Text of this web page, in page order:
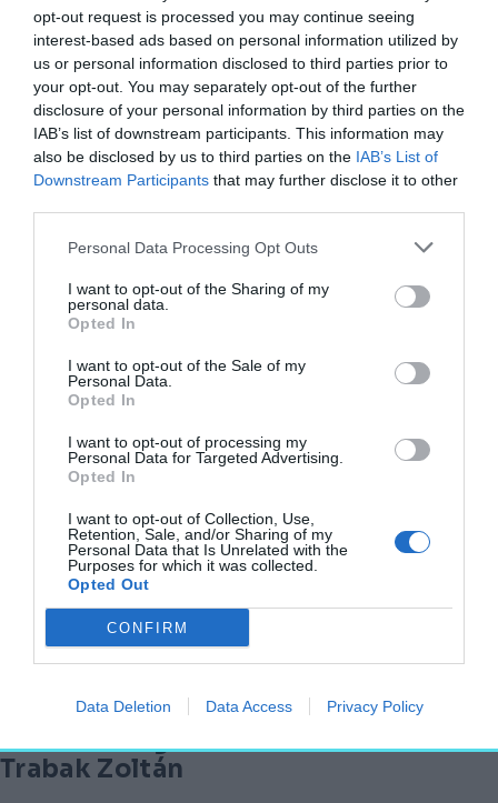
opt-out request is processed you may continue seeing
interest-based ads based on personal information utilized by
us or personal information disclosed to third parties prior to
your opt-out. You may separately opt-out of the further
disclosure of your personal information by third parties on the
IAB’s list of downstream participants. This information may
also be disclosed by us to third parties on the IAB’s List of
Downstream Participants that may further disclose it to other
Personal Data Processing Opt Outs
I want to opt-out of the Sharing of my
personal data.
Opted In
I want to opt-out of the Sale of my
Personal Data.
Opted In
I want to opt-out of processing my
Personal Data for Targeted Advertising.
Opted In
I want to opt-out of Collection, Use,
Retention, Sale, and/or Sharing of my
Personal Data that Is Unrelated with the
Purposes for which it was collected.
Opted Out
CONFIRM
Data Deletion Data Access Privacy Policy
finom ornamentikák segítségével. A terv
ÜGYESEN KEZELI A KÉT FŐ HASZNÁLÓI
CSOPORT – A HELYI LAKÓK ÉS A
TÁVOLRÓL ÉRKEZŐK – ELTÉRŐ IGÉNYEIT,
így a tervezett épületek nem uralkodnak a
területen és a látogatókon, hanem szolgálják
őket” – szól a méltatás.
Sztranyák Gergely, Sztranyák Veronika és Varga
Dániel III. díjas terve ügyesen kezeli a két fő
használói csoport – a helyi lakók és a távolról
érkezők – eltérő igényeit
Szranyák Gergely, Sztranyák Veronika, Varga
Dániel
„A két hosszúház jól illeszkedik a szatmári
világ karakterébe, ugyanakkor finom kortárs
gesztusokkal jelzik középület-jellegüket, így
emelkedve ki a település lakóházas
környezetéből. A pályaművet következetes
építészeti gondolkodása és kifinomult
formanyelve miatt a Bírálóbizottság III.
Trabak Zoltán